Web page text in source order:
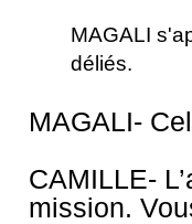
MAGALI
déliés.
MAGALI-
CAMILLE-
mission.